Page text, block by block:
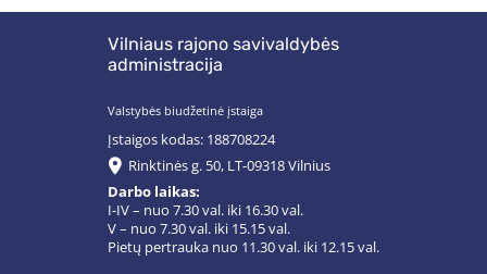
Vilniaus rajono savivaldybės
administracija
Valstybės biudžetinė įstaiga
Įstaigos kodas: 188708224
Rinktinės g. 50, LT-09318 Vilnius
Darbo laikas:
I-IV – nuo 7.30 val. iki 16.30 val.
V – nuo 7.30 val. iki 15.15 val.
Pietų pertrauka nuo 11.30 val. iki 12.15 val.